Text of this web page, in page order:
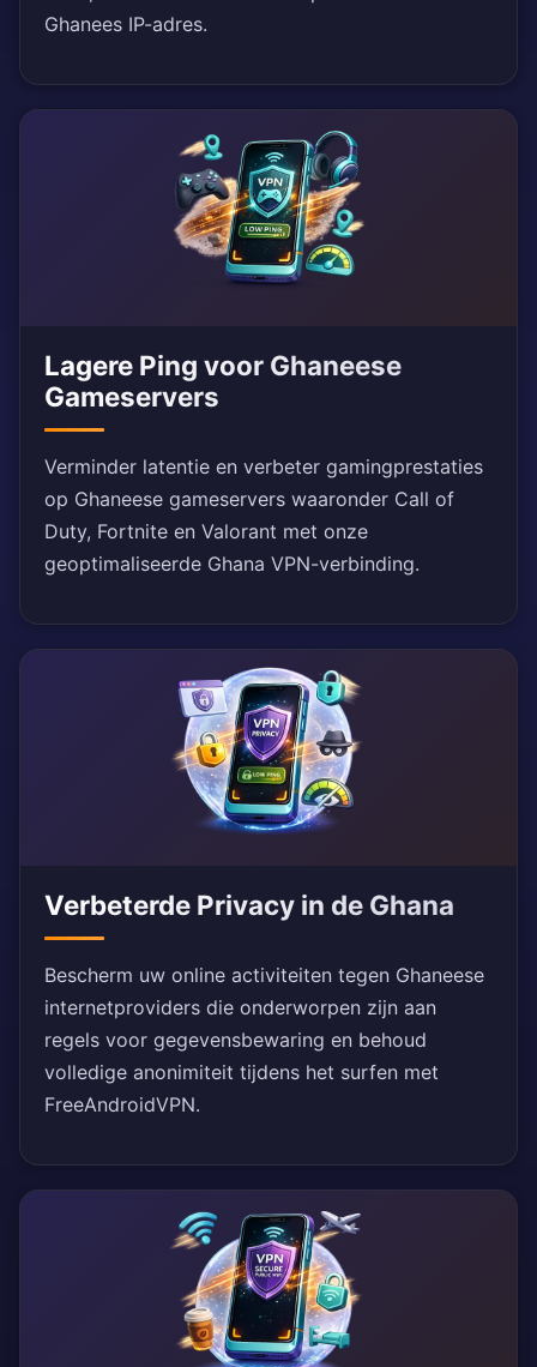
Ghanees IP-adres.
Lagere Ping voor Ghaneese
Gameservers
Verminder latentie en verbeter gamingprestaties
op Ghaneese gameservers waaronder Call of
Duty, Fortnite en Valorant met onze
geoptimaliseerde Ghana VPN-verbinding.
Verbeterde Privacy in de Ghana
Bescherm uw online activiteiten tegen Ghaneese
internetproviders die onderworpen zijn aan
regels voor gegevensbewaring en behoud
volledige anonimiteit tijdens het surfen met
FreeAndroidVPN.